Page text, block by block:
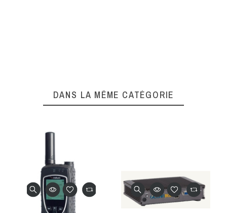
DANS LA MÊME CATÉGORIE